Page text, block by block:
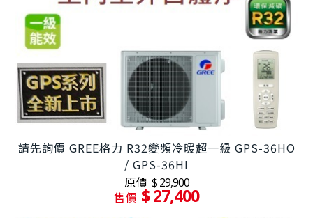
請先詢價 GREE格力 R32變頻冷暖超一級 GPS-36HO
/ GPS-36HI
原價 $ 29,900
售價 $ 27,400